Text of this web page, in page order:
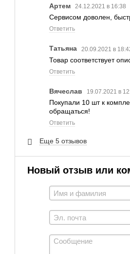
Артем 24.12.2021 в 16:38
Сервисом доволен,
Ответить
Татьяна 20.09.2021 в
Товар соответствует
Ответить
Вячеслав 19.07.2021 в
Покупали 10 шт к
обращаться!
Ответить
Еще 5 отзывов
Новый отзыв или